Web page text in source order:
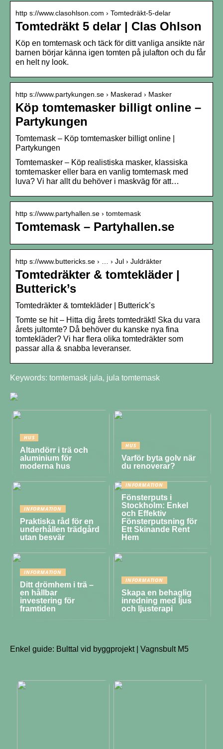
http s://www.clasohlson.com › Tomtedräkt-5-delar
Tomtedräkt 5 delar | Clas Ohlson
Köp en tomtemask och täck för ditt vanliga ansikte när
barnen börjar känna igen tomten på julafton och du får
en helt ny look.
http s://www.partykungen.se › Maskerad › Masker
Köp tomtemasker billigt online –
Partykungen
Tomtemask – Köp tomtemasker billigt online |
Partykungen
Tomtemasker – Köp realistiska masker, klassiska
tomtemasker eller bara en vanlig tomtemask med
luva? Vi har allt du behöver i maskväg för att…
http s://www.partyhallen.se › tomtemask
Tomtemask – Partyhallen.se
http s://www.buttericks.se › … › Jul › Juldräkter
Tomtedräkter & tomtekläder |
Butterick’s
Tomtedräkter & tomtekläder | Butterick’s
Tomte se hit – Hitta dig årets tomtedräkt! Ska du vara
årets jultomte? Då behöver du kanske nya fina
tomtekläder? Vi har flera olika tomtedräkter som
passar alla & snabba leveranser.
Keywords: tomtemask jula, jula tomtemask
HUS
Altandörr i trä och
aluminium för
moderna hus
HUS
Varför byta golv när
du renoverar?
INFORMATION
Praktiska råd för en
underhållen trädgård
utan besvär
INFORMATION
Fönsterputs i
Stockholm: Enkel
och Effektiv
Fönsterputsning för
Ett Skinande Rent
Hem
INFORMATION
Ditt drömhem i trä –
en hållbar
investering för
framtiden
INFORMATION
Skapa en behaglig
inredning med ljus
och ljusterapi
Enkel guide: Bulttal vid byggprojekt | Vagnsbult M5